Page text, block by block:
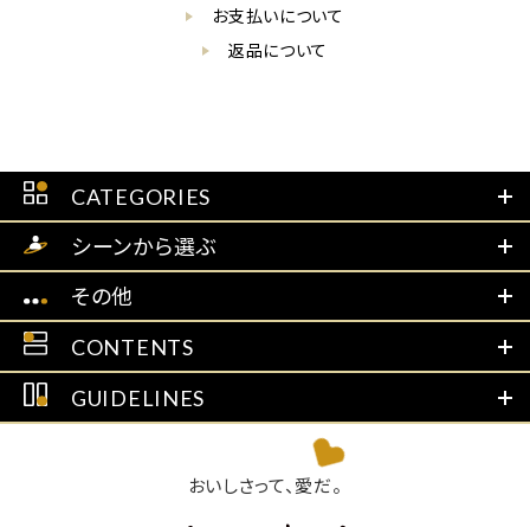
お支払いについて
返品について
CATEGORIES
シーンから選ぶ
その他
CONTENTS
GUIDELINES
おいしさって、愛だ。